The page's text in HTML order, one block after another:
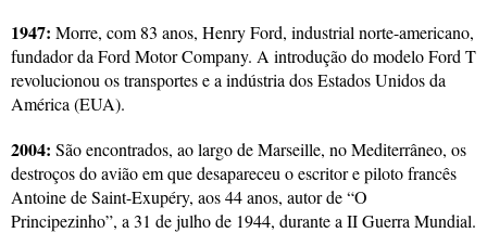
1947: Morre, com 83 anos, Henry Ford, industrial norte-americano,
fundador da Ford Motor Company. A introdução do modelo Ford T
revolucionou os transportes e a indústria dos Estados Unidos da
América (EUA).
2004: São encontrados, ao largo de Marseille, no Mediterrâneo, os
destroços do avião em que desapareceu o escritor e piloto francês
Antoine de Saint-Exupéry, aos 44 anos, autor de “O
Principezinho”, a 31 de julho de 1944, durante a II Guerra Mundial.